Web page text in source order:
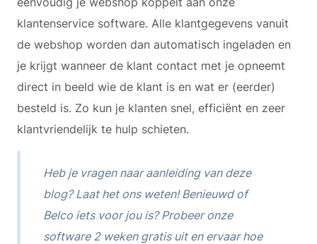
klantenservice software. Alle klantgegevens vanuit
de webshop worden dan automatisch ingeladen en
je krijgt wanneer de klant contact met je opneemt
direct in beeld wie de klant is en wat er (eerder)
besteld is. Zo kun je klanten snel, efficiënt en zeer
klantvriendelijk te hulp schieten.
Heb je vragen naar aanleiding van deze
blog? Laat het ons weten! Benieuwd of
Belco iets voor jou is? Probeer onze
software 2 weken gratis uit en ervaar hoe